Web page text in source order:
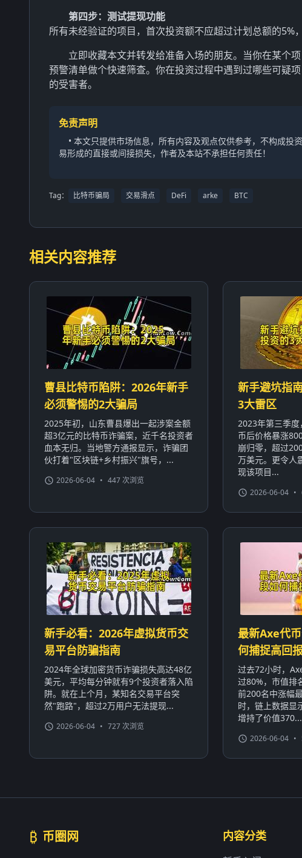
第四步：测试提现功能
所有未经验证的项目，首次投资额不应超过计划总额的5%
立即收藏本文并转发给准备入场的朋友。当你在某个
预警清单做个快速筛查。你在投资过程中遇到过哪些可疑
的受害者。
免责声明
• 本文只提供市场信息，所有内容及观点仅供参考，不构成
易形成的直接或间接损失，作者及本站不承担任何责任！
Tag： 比特币骗局 交易滑点 DeFi arke BTC
相关内容推荐
曹县比特币陷阱：2026年新手
必须警惕的2大骗局
2025年初，山东曹县爆出一起涉案金额
超3亿元的比特币诈骗案，近千名投资者
血本无归。当地警方通报显示，诈骗团
伙打着"区块链+乡村振兴"旗号，...
2026-06-04 • 447 次浏览
新手避坑指
3大雷区
2023年第三季度
币后价格暴涨
崩归零，超过
万美元。更令人
现该项目...
2026-06-04 •
新手必看：2026年虚拟货币交
易平台防骗指南
2024年全球加密货币诈骗损失高达48亿
美元，平均每分钟就有9个投资者落入陷
阱。就在上个月，某知名交易平台突
然"跑路"，超过2万用户无法提现...
2026-06-04 • 727 次浏览
最新Axe代
何捕捉高回
过去72小时，
过80%，市值排
前200名中涨幅
时，链上数据显
增持了价值370...
2026-06-04 •
₿ 币圈网 内容分类